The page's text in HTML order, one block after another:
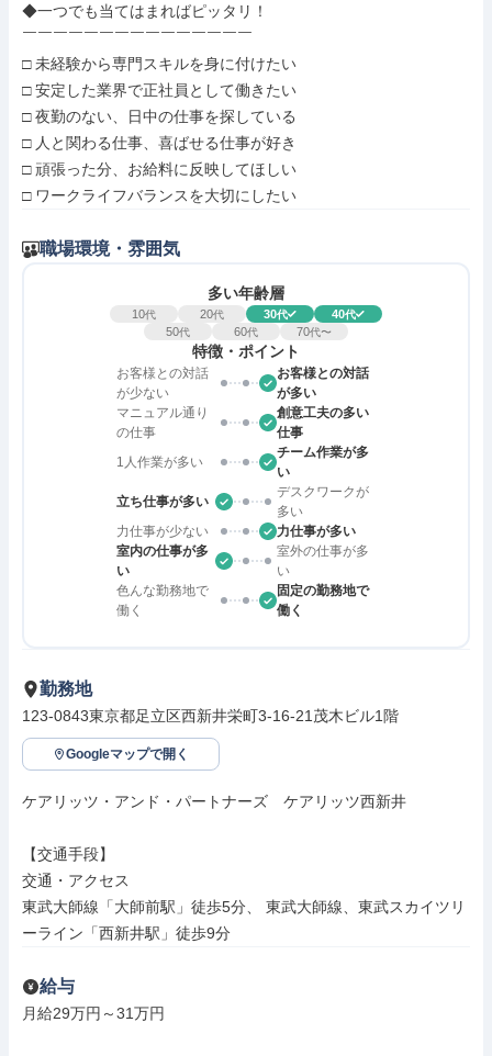
◆一つでも当てはまればピッタリ！
￣￣￣￣￣￣￣￣￣￣￣￣￣￣￣
□ 未経験から専門スキルを身に付けたい
□ 安定した業界で正社員として働きたい
□ 夜勤のない、日中の仕事を探している
□ 人と関わる仕事、喜ばせる仕事が好き
□ 頑張った分、お給料に反映してほしい
□ ワークライフバランスを大切にしたい
職場環境・雰囲気
多い年齢層
10代 20代 30代 40代
50代 60代 70代〜
特徴・ポイント
お客様との対話
が少ない
お客様との対話
が多い
マニュアル通り
の仕事
創意工夫の多い
仕事
1人作業が多い
チーム作業が多
い
立ち仕事が多い
デスクワークが
多い
力仕事が少ない
力仕事が多い
室内の仕事が多
い
室外の仕事が多
い
色んな勤務地で
働く
固定の勤務地で
働く
勤務地
123-0843東京都足立区西新井栄町3-16-21茂木ビル1階
Googleマップで開く
ケアリッツ・アンド・パートナーズ　ケアリッツ西新井
【交通手段】
交通・アクセス
東武大師線「大師前駅」徒歩5分、 東武大師線、東武スカイツリ
ーライン「西新井駅」徒歩9分
給与
月給29万円～31万円